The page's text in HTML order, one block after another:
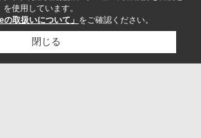
使用しています。
の取扱いについて」 をご確認ください。
閉じる